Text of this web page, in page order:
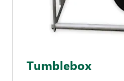
Tumblebox